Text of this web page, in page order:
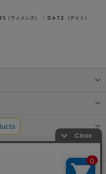
（ウィメンズ）
D.A.T.E.（デイト）